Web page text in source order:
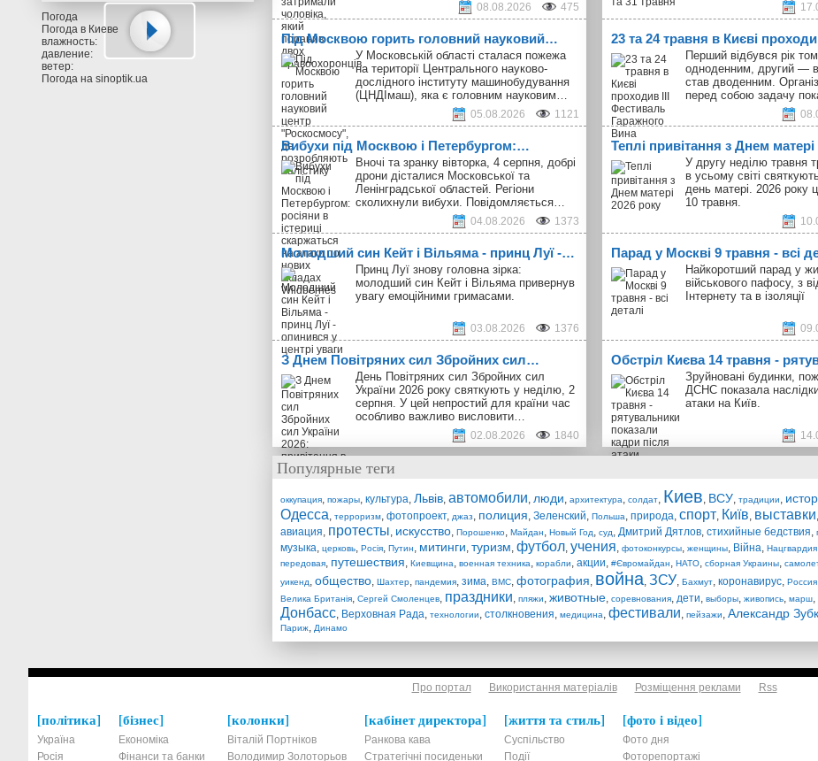
08.08.2026 475
Під Москвою горить головний науковий…
У Московській області сталася пожежа
на території Центрального науково-
дослідного інституту машинобудування
(ЦНДІмаш), яка є головним науковим…
05.08.2026 1121
Вибухи під Москвою і Петербургом:…
Вночі та зранку вівторка, 4 серпня, добрі
дрони дісталися Московської та
Ленінградської областей. Регіони
сколихнули вибухи. Повідомляється…
04.08.2026 1373
Молодший син Кейт і Вільяма - принц Луї -…
Принц Луї знову головна зірка:
молодший син Кейт і Вільяма привернув
увагу емоційними гримасами.
03.08.2026 1376
З Днем Повітряних сил Збройних сил…
День Повітряних сил Збройних сил
України 2026 року святкують у неділю, 2
серпня. У цей непростий для країни час
особливо важливо висловити…
02.08.2026 1840
23 та 24 травня в Києві
Перший відбувся рік
одноденним, другий —
став дводенним.
перед собою задачу
Теплі привітання з Днем
У другу неділю травня
в усьому світі
день матері. 2026 року
10 травня.
Парад у Москві 9 травня - всі
Найкоротший парад у
військового пафосу, з
Інтернету та в ізоляції
Обстріл Києва 14 травня -
Зруйновані будинки,
ДСНС показала
атаки на Київ.
Популярные теги
оккупация, пожары, культура, Львів, автомобили, люди, архитектура, солдат, Киев, ВСУ, традиции,
Одесса, терроризм, фотопроект, джаз, полиция, Зеленский, Польша, природа, спорт, Київ, выставки,
авиация, протесты, искусство, Порошенко, Майдан, Новый Год, суд, Дмитрий Дятлов, стихийные бедствия,
музыка, церковь, Росія, Путин, митинги, туризм, футбол, учения, фотоконкурсы, женщины, Війна, Нацгвардия
передовая, путешествия, Киевщина, военная техника, корабли, акции, #Євромайдан, НАТО, сборная Украины,
уикенд, общество, Шахтер, пандемия, зима, ВМС, фотография, война, ЗСУ, Бахмут, коронавирус, Россия
Велика Британія, Сергей Смоленцев, праздники, пляжи, животные, соревнования, дети, выборы, живопись, марш,
Донбасс, Верховная Рада, технологии, столкновения, медицина, фестивали, пейзажи, Александр
Париж, Динамо
Погода
Погода в Киеве
влажность:
давление:
ветер:
Погода на sinoptik.ua
Про портал Використання матеріалів Розміщення реклами Rss
політика
Україна
Росія
бізнес
Економіка
Фінанси та банки
колонки
Віталій Портніков
Володимир Золоторьов
кабінет директора
Ранкова кава
Стратегічні посиденьки
життя та стиль
Суспільство
Події
фото і відео
Фото дня
Фоторепортажі